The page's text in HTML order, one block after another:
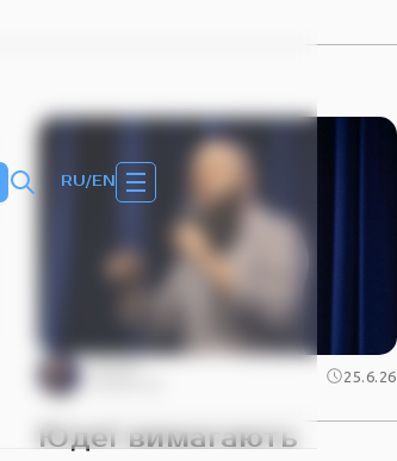
RU/EN
Юрій
25.6.26
Юдеї вимагають